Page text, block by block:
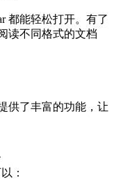
都能轻松打开。有了
读不同格式的文档
供了丰富的功能，让
：